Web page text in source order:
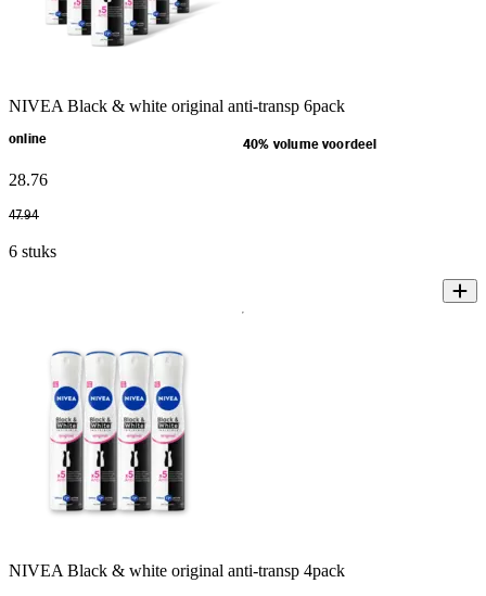
NIVEA Black & white original anti-transp 6pack
online 40% volume voordeel
28.76
47.94
6 stuks
NIVEA Black & white original anti-transp 4pack